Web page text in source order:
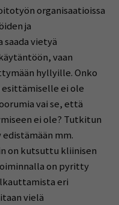
organisaatioissa
ja
vietyä
vaan
hyllyille. Onko
ei ole
vai se, että
ei ole? Tutkitun
mm.
on kutsuttu kliinisen
on pyritty
eri
vielä